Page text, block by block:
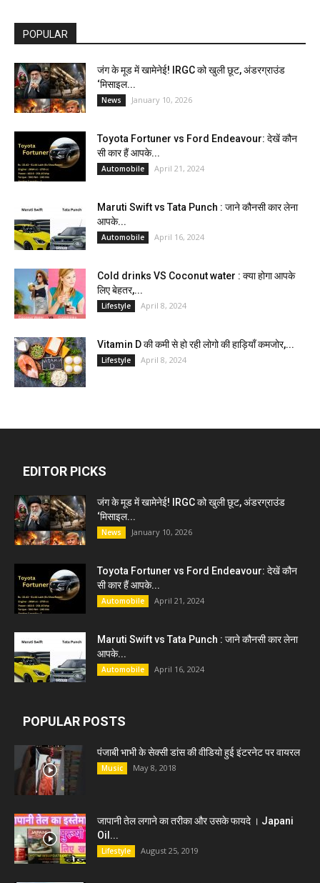
POPULAR
जंग के मूड में खामेनेई! IRGC को खुली छूट, अंडरग्राउंड
‘मिसाइल...
News January 10, 2026
Toyota Fortuner vs Ford Endeavour: देखें कौन
सी कार हैं आपके...
Automobile April 21, 2024
Maruti Swift vs Tata Punch : जाने कौनसी कार लेना
आपके...
Automobile April 16, 2024
Cold drinks VS Coconut water : क्या होगा आपके
लिए बेहतर,...
Lifestyle April 8, 2024
Vitamin D की कमी से हो रही लोगो की हाड़ियाँ कमजोर,...
Lifestyle April 8, 2024
EDITOR PICKS
जंग के मूड में खामेनेई! IRGC को खुली छूट, अंडरग्राउंड
‘मिसाइल...
News January 10, 2026
Toyota Fortuner vs Ford Endeavour: देखें कौन
सी कार हैं आपके...
Automobile April 21, 2024
Maruti Swift vs Tata Punch : जाने कौनसी कार लेना
आपके...
Automobile April 16, 2024
POPULAR POSTS
पंजाबी भाभी के सेक्सी डांस की वीडियो हुई इंटरनेट पर वायरल
Music May 8, 2018
जापानी तेल लगाने का तरीका और उसके फायदे । Japani
Oil...
Lifestyle August 25, 2019